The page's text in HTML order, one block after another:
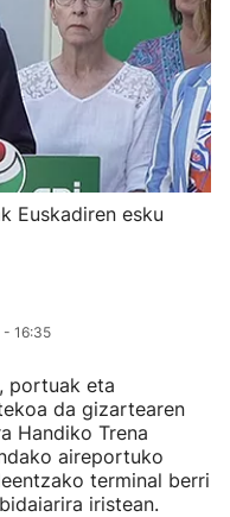
Euskadiren esku
16:35
portuak eta
da gizartearen
Handiko Trena
aireportuko
terminal berri
iristean.